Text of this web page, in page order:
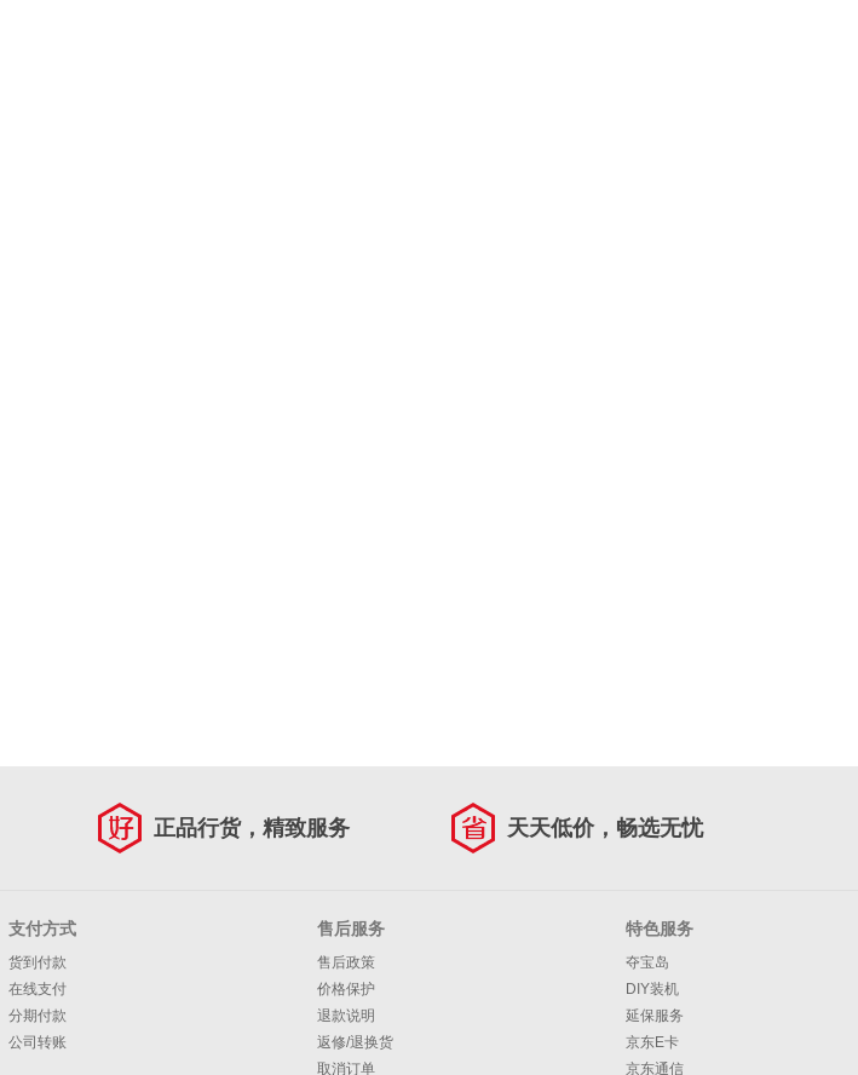
正品行货，精致服务 天天低价，畅选无忧
支付方式
货到付款
在线支付
分期付款
公司转账
售后服务
售后政策
价格保护
退款说明
返修/退换货
取消订单
特色服务
夺宝岛
DIY装机
延保服务
京东E卡
京东通信